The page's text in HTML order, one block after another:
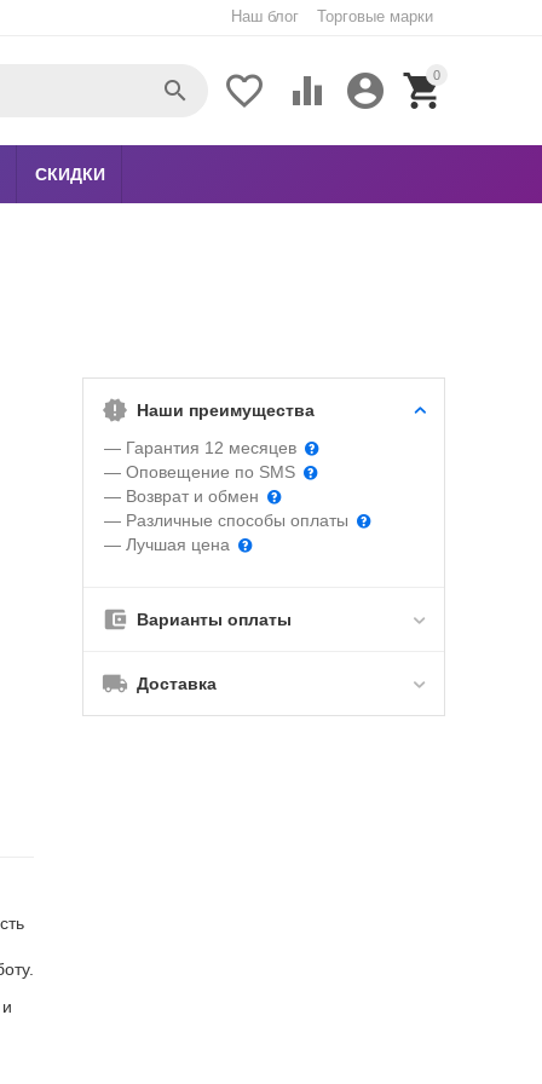
Наш блог Торговые марки
0


 

СКИДКИ
Наши преимущества
— Гарантия 12 месяцев
— Оповещение по SMS
— Возврат и обмен
— Различные способы оплаты
— Лучшая цена
Варианты оплаты
Доставка